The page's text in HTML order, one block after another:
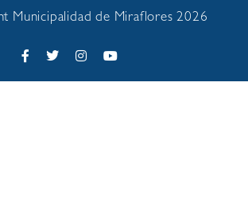
Municipalidad de Miraflores 2026